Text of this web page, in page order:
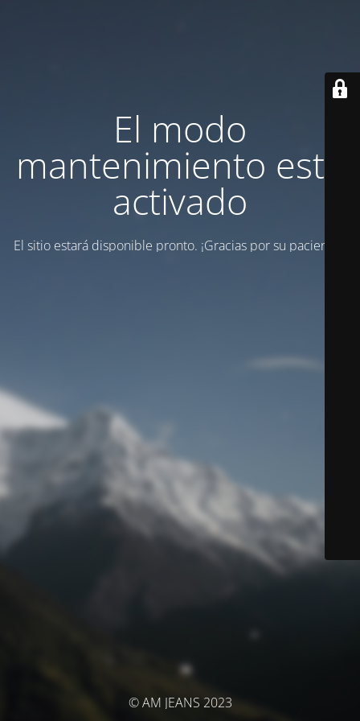
El modo
mantenimiento está
activado
El sitio estará disponible pronto. ¡Gracias por su paciencia!
© AM JEANS 2023